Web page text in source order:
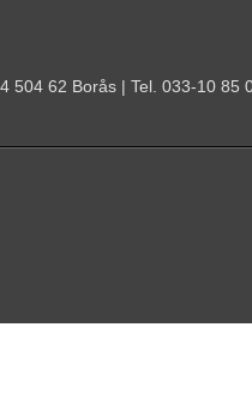
504 62 Borås | Tel. 033-10